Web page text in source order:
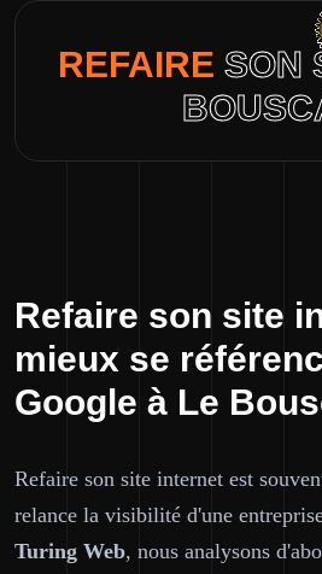
REFAIRE SON
Refaire son site
mieux se
Google à Le
Refaire son site internet est
relance la visibilité d'une
Turing Web, nous analysons